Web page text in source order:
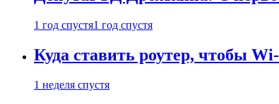
1 год спустя1 год спустя
Куда ставить роутер, чтобы
1 неделя спустя